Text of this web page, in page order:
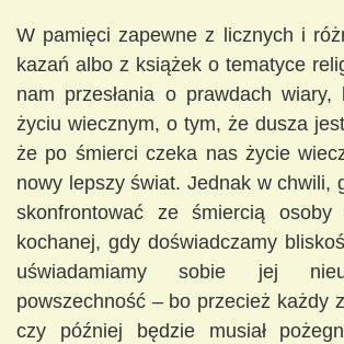
W pamięci zapewne z licznych i
kazań albo z książek o tematyce
nam przesłania o prawdach
życiu wiecznym, o tym, że dusza
że po śmierci czeka nas życie
nowy lepszy świat. Jednak w chwili,
skonfrontować ze śmiercią
kochanej, gdy doświadczamy
uświadamiamy sobie jej
powszechność – bo przecież każdy
czy później będzie musiał